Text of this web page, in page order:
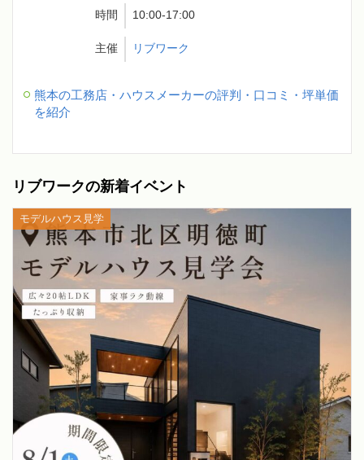
時間 10:00-17:00
主催 リブワーク
熊本の工務店・ハウスメーカーの評判・口コミ・坪単価
を紹介
リブワークの新着イベント
モデルハウス見学